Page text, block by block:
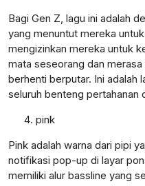
Bagi Gen Z, lagu ini adalah
yang menuntut mereka
mengizinkan mereka untuk
mata seseorang dan
berhenti berputar. Ini adalah
seluruh benteng pertahanan
pink
Pink adalah warna dari pipi
notifikasi pop-up di layar
memiliki alur bassline yang